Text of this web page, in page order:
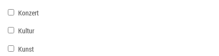
Konzert
Kultur
Kunst